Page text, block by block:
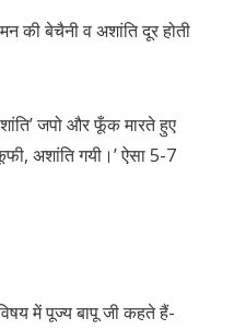
की बेचैनी व अशांति दूर होती
जपो और फूँक मारते हुए
अशांति गयी।’ ऐसा 5-7
में पूज्य बापू जी कहते हैं-